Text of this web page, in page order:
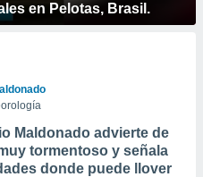
en Pelotas, Brasil.
Maldonado advierte de
tormentoso y señala
donde puede llover